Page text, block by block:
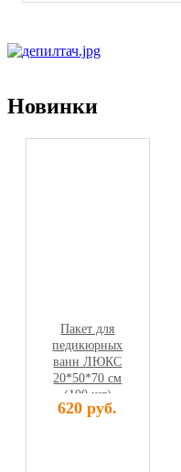
Новинки
Пакет для
педикюрных
ванн ЛЮКС
20*50*70 см
(100 шт)
620 руб.